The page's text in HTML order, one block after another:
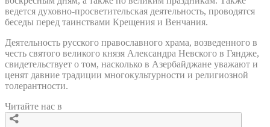
ведется духовно-просветительская деятельность, проводятся
беседы перед таинствами Крещения и Венчания.
Деятельность русского православного храма, возведенного в
честь святого великого князя Александра Невского в Гяндже,
свидетельствует о том, насколько в Азербайджане уважают и
ценят давние традиции многокультурности и религиозной
толерантности.
Читайте нас в